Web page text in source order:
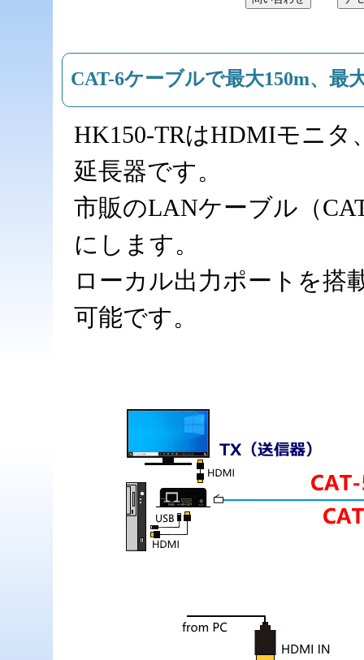
CAT-6ケーブルで最大150m、最
HK150-TRはHDMIモニ
延長器です。
市販のLANケーブル（
にします。
ローカル出力ポートを搭
可能です。